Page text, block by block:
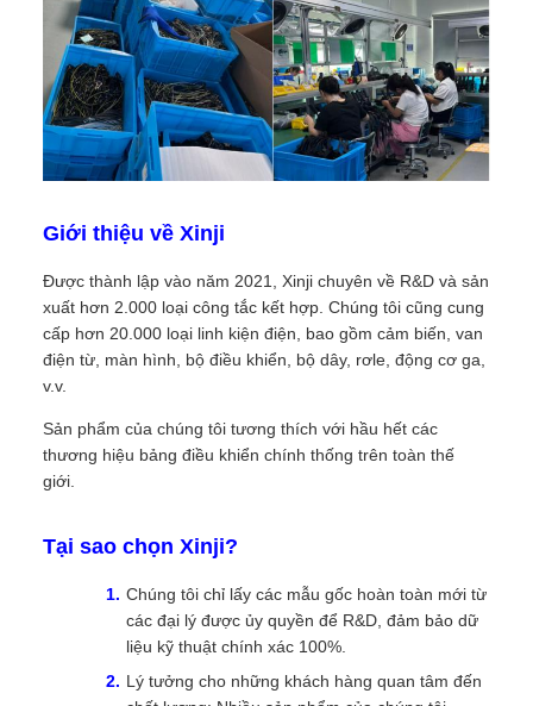
Giới thiệu về Xinji
Được thành lập vào năm 2021, Xinji chuyên về R&D và sản
xuất hơn 2.000 loại công tắc kết hợp. Chúng tôi cũng cung
cấp hơn 20.000 loại linh kiện điện, bao gồm cảm biến, van
điện từ, màn hình, bộ điều khiển, bộ dây, rơle, động cơ ga,
v.v.
Sản phẩm của chúng tôi tương thích với hầu hết các
thương hiệu bảng điều khiển chính thống trên toàn thế
giới.
Tại sao chọn Xinji?
Chúng tôi chỉ lấy các mẫu gốc hoàn toàn mới từ
các đại lý được ủy quyền để R&D, đảm bảo dữ
liệu kỹ thuật chính xác 100%.
Lý tưởng cho những khách hàng quan tâm đến